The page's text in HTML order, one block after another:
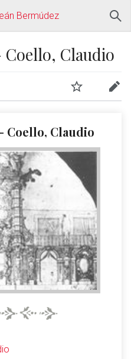
Bermúdez
Claudio
Coello, Claudio